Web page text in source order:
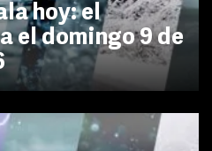
hoy: el
el domingo 9 de